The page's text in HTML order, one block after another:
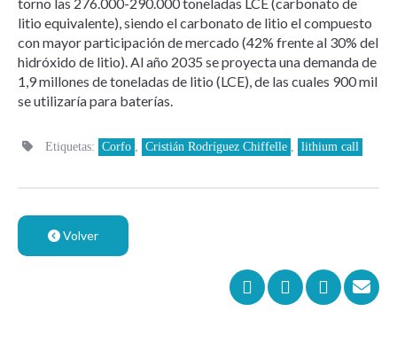
torno las 276.000-290.000 toneladas LCE (carbonato de
litio equivalente), siendo el carbonato de litio el compuesto
con mayor participación de mercado (42% frente al 30% del
hidróxido de litio). Al año 2035 se proyecta una demanda de
1,9 millones de toneladas de litio (LCE), de las cuales 900 mil
se utilizaría para baterías.
Etiquetas: Corfo , Cristián Rodríguez Chiffelle , lithium call
Volver